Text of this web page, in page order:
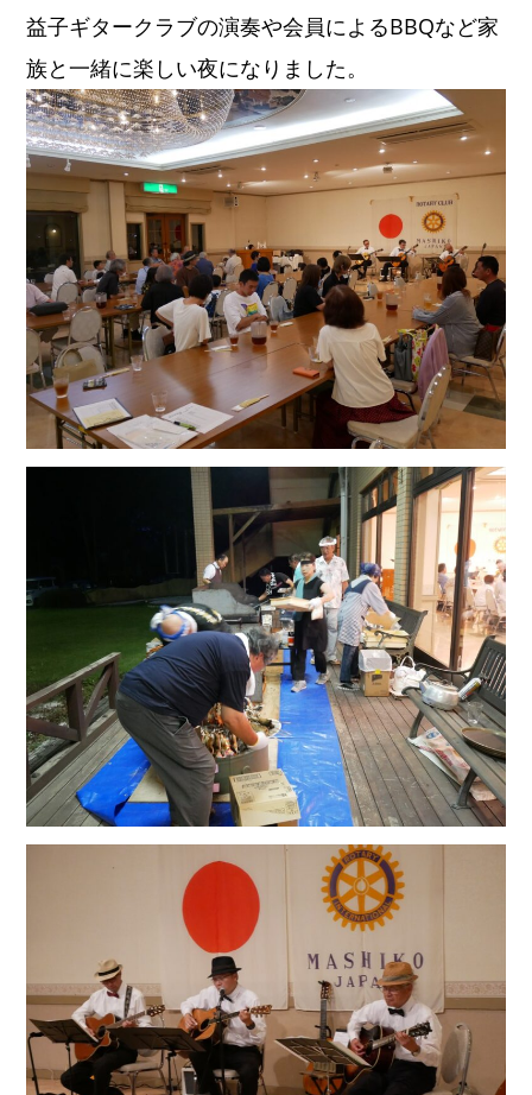
益子ギタークラブの演奏や会員によるBBQなど家
族と一緒に楽しい夜になりました。